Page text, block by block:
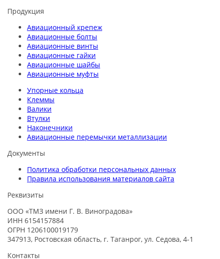
Продукция
Авиационный крепеж
Авиационные болты
Авиационные винты
Авиационные гайки
Авиационные шайбы
Авиационные муфты
Упорные кольца
Клеммы
Валики
Втулки
Наконечники
Авиационные перемычки металлизации
Документы
Политика обработки персональных данных
Правила использования материалов сайта
Реквизиты
ООО «ТМЗ имени Г. В. Виноградова»
ИНН 6154157884
ОГРН 1206100019179
347913, Ростовская область, г. Таганрог, ул. Седова, 4-1
Контакты